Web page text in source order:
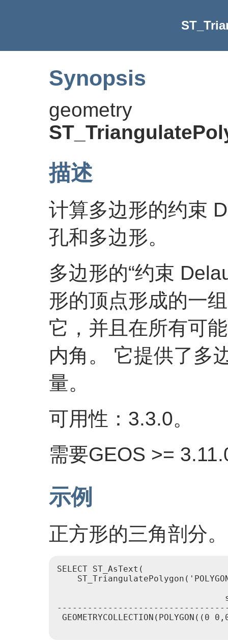
Synopsis
geometry
描述
计算多边形的约束
孔和多边形。
多边形的“约束
形的顶点形成的一
它，并且在所有可
内角。 它提供了多
量。
可用性：3.3.0。
需要GEOS >=
示例
正方形的三角剖分。
SELECT ST_AsText(